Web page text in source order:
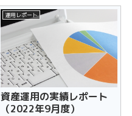
運用レポート
資産運用の実績レポート
（2022年9月度）